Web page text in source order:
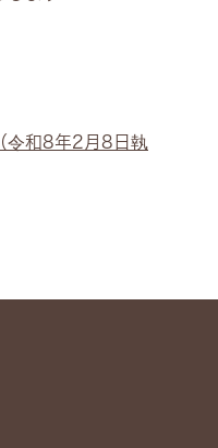
令和8年2月8日執